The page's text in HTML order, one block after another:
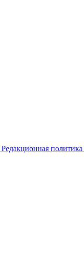
Редакционная политика